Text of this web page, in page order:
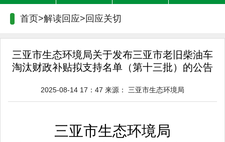
首页>解读回应> 回应关切
三亚市生态环境局关于发布三亚市老旧柴油车
淘汰财政补贴拟支持名单（第十三批）的公告
2025-08-14 17：47 来源： 三亚市生态环境局
三亚市生态环境局